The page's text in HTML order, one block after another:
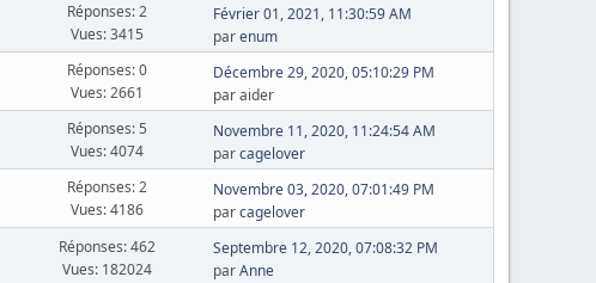
Réponses: 2
Vues: 3415
Février 01, 2021, 11:30:59 AM
parenum
Réponses: 0
Vues: 2661
Décembre 29, 2020, 05:10:29 PM
par aider
Réponses: 5
Vues: 4074
Novembre 11, 2020, 11:24:54 AM
parcagelover
Réponses: 2
Vues: 4186
Novembre 03, 2020, 07:01:49 PM
parcagelover
Réponses: 462
Vues: 182024
Septembre 12, 2020, 07:08:32 PM
parAnne